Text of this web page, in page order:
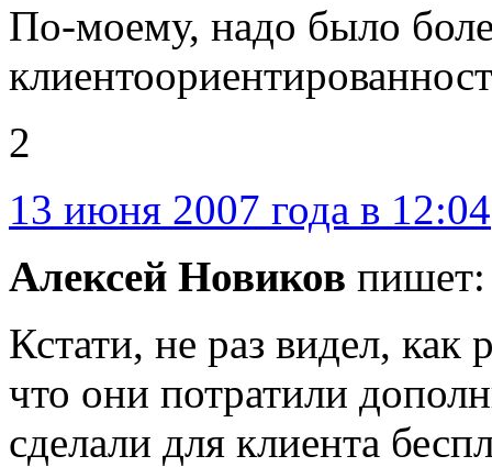
По-моему, надо было
2
13 июня 2007 года в 12:04
Алексей Новиков пишет:
Кстати, не раз видел, как
что они потратили
сделали для клиента